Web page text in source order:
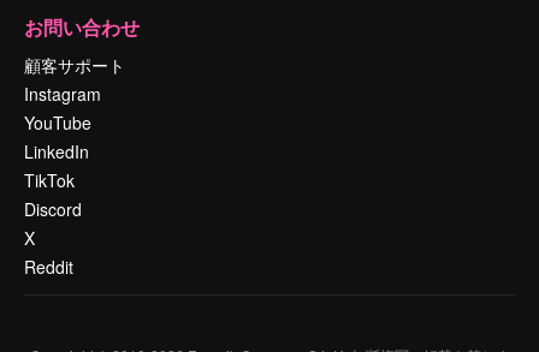
お問い合わせ
顧客サポート
Instagram
YouTube
LinkedIn
TikTok
Discord
X
Reddit